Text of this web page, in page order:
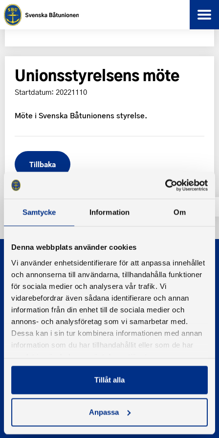
Samtycke Information Om
Denna webbplats använder cookies
Vi använder enhetsidentifierare för att anpassa innehållet
och annonserna till användarna, tillhandahålla funktioner
för sociala medier och analysera vår trafik. Vi
vidarebefordrar även sådana identifierare och annan
information från din enhet till de sociala medier och
annons- och analysföretag som vi samarbetar med.
Dessa kan i sin tur kombinera informationen med annan
information som du har tillhandahållit eller som de har
Tillåt alla
Anpassa
Unionsstyrelsens möte
Startdatum: 20221110
Möte i Svenska Båtunionens styrelse.
Tillbaka
© 2026 - Svenska Båtunionen
Information om cookies
PIGMENT WEBBYRÅ
Kontakta oss
E-post